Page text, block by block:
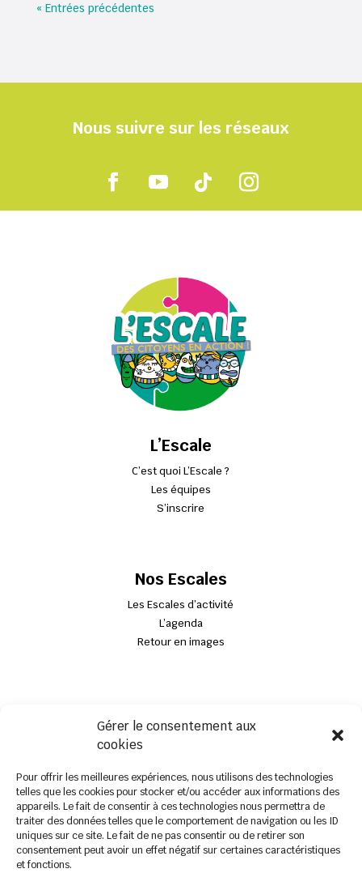
Gérer le consentement aux
cookies
Pour offrir les meilleures expériences, nous utilisons des technologies
telles que les cookies pour stocker et/ou accéder aux informations des
appareils. Le fait de consentir à ces technologies nous permettra de
traiter des données telles que le comportement de navigation ou les ID
uniques sur ce site. Le fait de ne pas consentir ou de retirer son
consentement peut avoir un effet négatif sur certaines caractéristiques
et fonctions.
« Entrées précédentes
Nous suivre sur les réseaux
L’Escale
C’est quoi L’Escale ?
Les équipes
S’inscrire
Nos Escales
Les Escales d’activité
L’agenda
Retour en images
8 Rue de l’Industrie
59157 Beauvois-en-Cambrésis